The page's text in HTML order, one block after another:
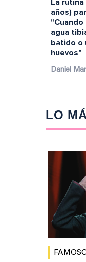
años)
agua
batido o
huevos"
Daniel
LO